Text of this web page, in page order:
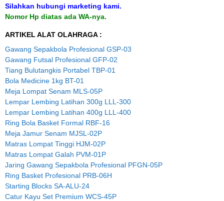
Silahkan hubungi marketing kami.
Nomor Hp diatas ada WA-nya.
ARTIKEL ALAT OLAHRAGA :
Gawang Sepakbola Profesional GSP-03
Gawang Futsal Profesional GFP-02
Tiang Bulutangkis Portabel TBP-01
Bola Medicine 1kg BT-01
Meja Lompat Senam MLS-05P
Lempar Lembing Latihan 300g LLL-300
Lempar Lembing Latihan 400g LLL-400
Ring Bola Basket Formal RBF-16
Meja Jamur Senam MJSL-02P
Matras Lompat Tinggi HJM-02P
Matras Lompat Galah PVM-01P
Jaring Gawang Sepakbola Profesional PFGN-05P
Ring Basket Profesional PRB-06H
Starting Blocks SA-ALU-24
Catur Kayu Set Premium WCS-45P